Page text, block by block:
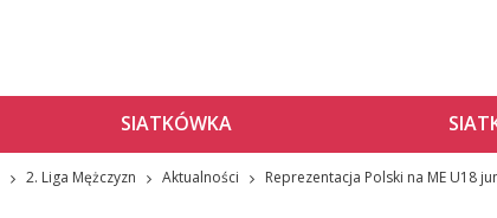
SIATKÓWKA
2. Liga Mężczyzn Aktualności Reprezentacja Polski na ME U18